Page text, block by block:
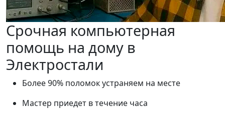
Срочная компьютерная
помощь на дому в
Электростали
Более 90% поломок устраняем на месте
Мастер приедет в течение часа